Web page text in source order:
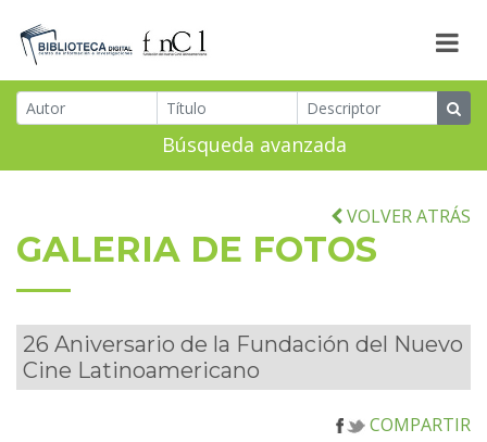
Búsqueda avanzada
VOLVER ATRÁS
GALERIA DE FOTOS
26 Aniversario de la Fundación del Nuevo
Cine Latinoamericano
COMPARTIR